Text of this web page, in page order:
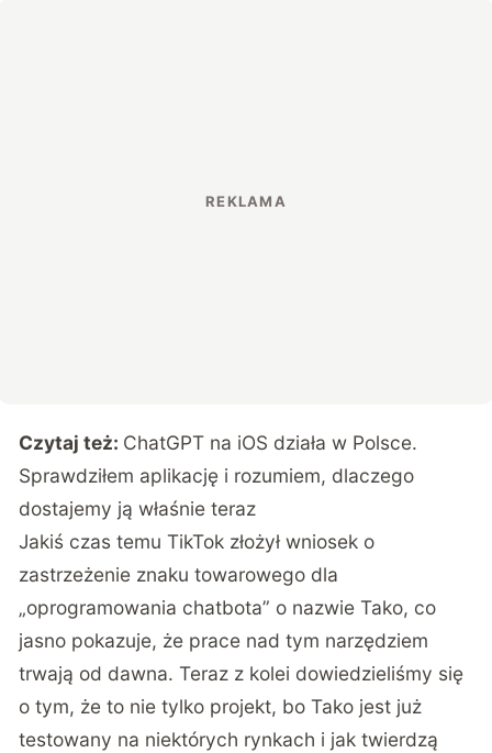
Czytaj też: ChatGPT na iOS działa w Polsce.
Sprawdziłem aplikację i rozumiem, dlaczego
dostajemy ją właśnie teraz
Jakiś czas temu TikTok złożył wniosek o
zastrzeżenie znaku towarowego dla
„oprogramowania chatbota” o nazwie Tako, co
jasno pokazuje, że prace nad tym narzędziem
trwają od dawna. Teraz z kolei dowiedzieliśmy się
o tym, że to nie tylko projekt, bo Tako jest już
testowany na niektórych rynkach i jak twierdzą